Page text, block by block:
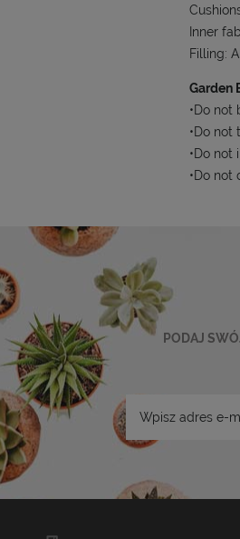
Inner
Filling:
Garden
•Do not
•Do not
•Do not
•Do not
PODAJ